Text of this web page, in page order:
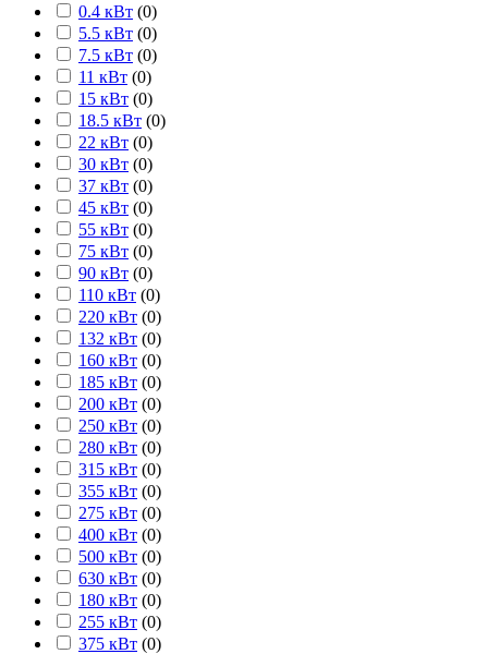
0.4 кВт (0)
5.5 кВт (0)
7.5 кВт (0)
11 кВт (0)
15 кВт (0)
18.5 кВт (0)
22 кВт (0)
30 кВт (0)
37 кВт (0)
45 кВт (0)
55 кВт (0)
75 кВт (0)
90 кВт (0)
110 кВт (0)
220 кВт (0)
132 кВт (0)
160 кВт (0)
185 кВт (0)
200 кВт (0)
250 кВт (0)
280 кВт (0)
315 кВт (0)
355 кВт (0)
275 кВт (0)
400 кВт (0)
500 кВт (0)
630 кВт (0)
180 кВт (0)
255 кВт (0)
375 кВт (0)